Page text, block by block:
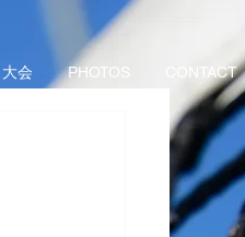
大会 PHOTOS CONTACT